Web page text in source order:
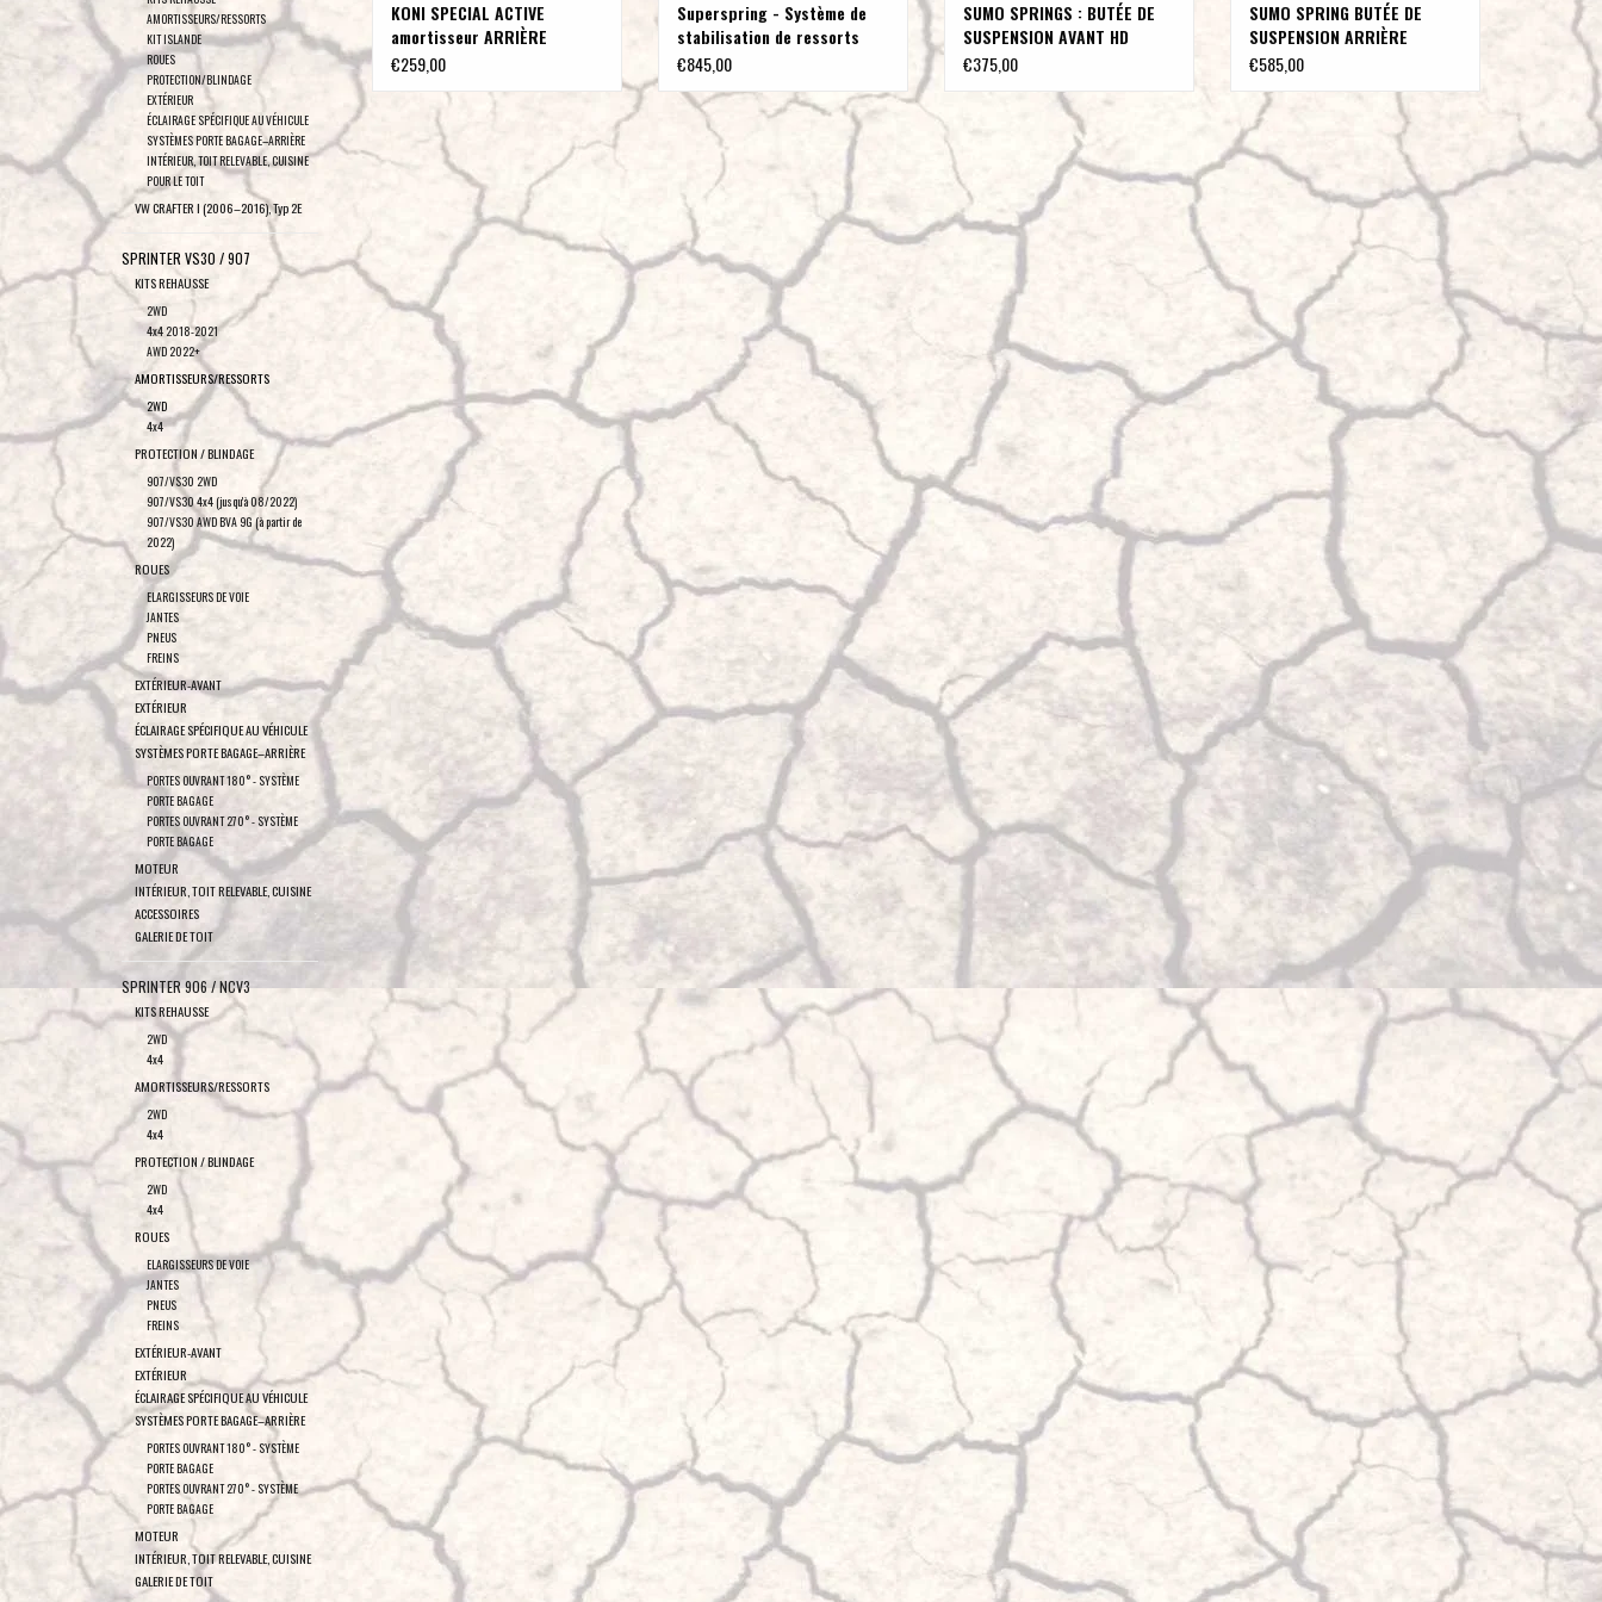
AMORTISSEURS/RESSORTS
KIT ISLANDE
ROUES
PROTECTION/BLINDAGE
EXTÉRIEUR
ÉCLAIRAGE SPÉCIFIQUE AU VÉHICULE
SYSTÈMES PORTE BAGAGE–ARRIÈRE
INTÉRIEUR, TOIT RELEVABLE, CUISINE
POUR LE TOIT
VW CRAFTER I (2006–2016), Typ 2E
SPRINTER VS30 / 907
KITS REHAUSSE
2WD
4x4 2018-2021
AWD 2022+
AMORTISSEURS/RESSORTS
2WD
4x4
PROTECTION / BLINDAGE
907/VS30 2WD
907/VS30 4x4 (jusqu'à 08/2022)
907/VS30 AWD BVA 9G (à partir de
2022)
ROUES
ELARGISSEURS DE VOIE
JANTES
PNEUS
FREINS
EXTÉRIEUR-AVANT
EXTÉRIEUR
ÉCLAIRAGE SPÉCIFIQUE AU VÉHICULE
SYSTÈMES PORTE BAGAGE–ARRIÈRE
PORTES OUVRANT 180° - SYSTÈME
PORTE BAGAGE
PORTES OUVRANT 270° - SYSTÈME
PORTE BAGAGE
MOTEUR
INTÉRIEUR, TOIT RELEVABLE, CUISINE
ACCESSOIRES
GALERIE DE TOIT
SPRINTER 906 / NCV3
KITS REHAUSSE
2WD
4x4
AMORTISSEURS/RESSORTS
2WD
4x4
PROTECTION / BLINDAGE
2WD
4x4
ROUES
ELARGISSEURS DE VOIE
JANTES
PNEUS
FREINS
EXTÉRIEUR-AVANT
EXTÉRIEUR
ÉCLAIRAGE SPÉCIFIQUE AU VÉHICULE
SYSTÈMES PORTE BAGAGE–ARRIÈRE
PORTES OUVRANT 180° - SYSTÈME
PORTE BAGAGE
PORTES OUVRANT 270° - SYSTÈME
PORTE BAGAGE
MOTEUR
INTÉRIEUR, TOIT RELEVABLE, CUISINE
GALERIE DE TOIT
KONI SPECIAL ACTIVE
amortisseur ARRIÈRE
Sprinter (907) 5T 2WD,
€259,00
Superspring - Système de
stabilisation de ressorts
pour ressorts à lames
Sprinter 903/T1N, 906/NCV3
und 907/VS30
€845,00
SUMO SPRINGS : BUTÉE DE
SUSPENSION AVANT HD
(heavy duty) (paire) pour
€375,00
SUMO SPRING BUTÉE DE
SUSPENSION ARRIÈRE
(paire) POUR SPRINTER 907
€585,00